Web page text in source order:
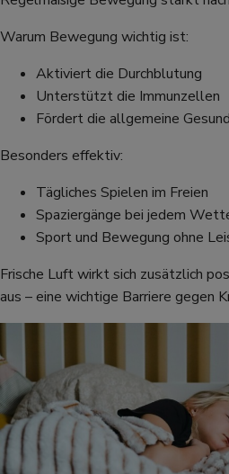
Warum Bewegung wichtig ist:
Aktiviert die Durchblutung
Unterstützt die Immunzellen
Fördert die allgemeine
Besonders effektiv:
Tägliches Spielen im Freien
Spaziergänge bei jedem
Sport und Bewegung ohne
Frische Luft wirkt sich zusätzlich
aus – eine wichtige Barriere gegen